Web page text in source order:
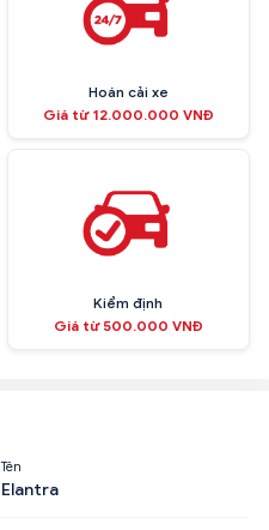
Hoán cải xe
Giá từ 12.000.000 VNĐ
Kiểm định
Giá từ 500.000 VNĐ
Tên
Elantra